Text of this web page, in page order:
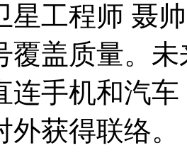
星工程师 聂
覆盖质量。
连手机和汽
获得联络。